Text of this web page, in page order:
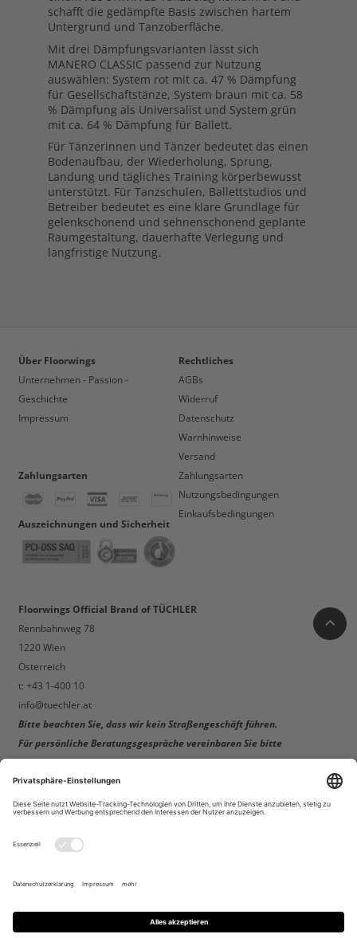
schafft die gedämpfte Basis zwischen hartem
Untergrund und Tanzoberfläche.
Mit drei Dämpfungsvarianten lässt sich
MANERO CLASSIC passend zur Nutzung
auswählen: System rot mit ca. 47 % Dämpfung
für Gesellschaftstänze, System braun mit ca. 58
% Dämpfung als Universalist und System grün
mit ca. 64 % Dämpfung für Ballett.
Für Tänzerinnen und Tänzer bedeutet das einen
Bodenaufbau, der Wiederholung, Sprung,
Landung und tägliches Training körperbewusst
unterstützt. Für Tanzschulen, Ballettstudios und
Betreiber bedeutet es eine klare Grundlage für
gelenkschonend und sehnenschonend geplante
Raumgestaltung, dauerhafte Verlegung und
langfristige Nutzung.
Über Floorwings
Unternehmen - Passion -
Geschichte
Impressum
Zahlungsarten
Auszeichnungen und Sicherheit
Rechtliches
AGBs
Widerruf
Datenschutz
Warnhinweise
Versand
Zahlungsarten
Nutzungsbedingungen
Einkaufsbedingungen
Floorwings Official Brand of TÜCHLER
Rennbahnweg 78
1220 Wien
Österreich
t: +43 1-400 10
info@tuechler.at
Bitte beachten Sie, dass wir kein Straßengeschäft führen.
Für persönliche Beratungsgespräche vereinbaren Sie bitte
einen Termin!
Mo-Do: 8:00 – 12:00 + 13:00 – 17:00
Mo-Do: 9:00 – 11:30 + 13:30 – 16:30